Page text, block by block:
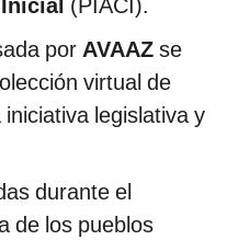
(PIACI).
por AVAAZ se
virtual de
legislativa y
durante el
de los pueblos